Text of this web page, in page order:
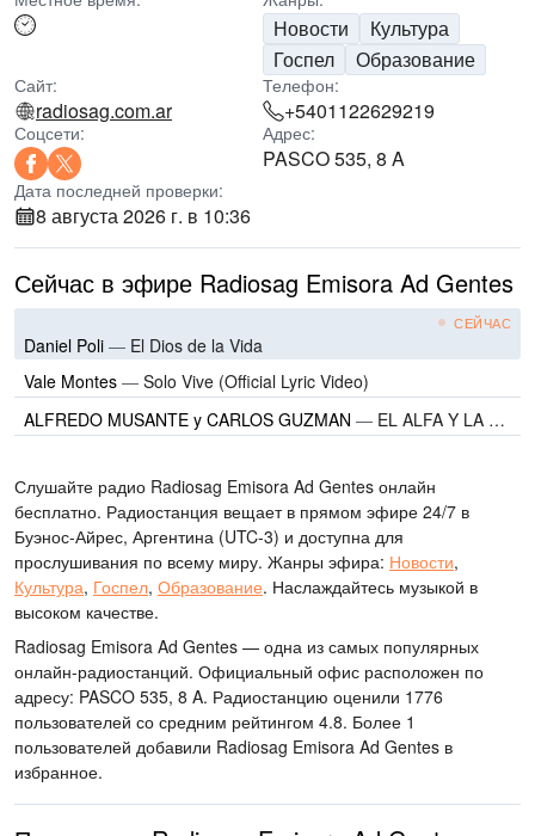
Новости
Культура
Госпел
Образование
Сайт:
radiosag.com.ar
Телефон:
+5401122629219
Соцсети: Адрес:
PASCO 535, 8 A
Дата последней проверки:
8 августа 2026 г. в 10:36
Сейчас в эфире Radiosag Emisora Ad Gentes
СЕЙЧАС
Daniel Poli — El Dios de la Vida
Vale Montes — Solo Vive (Official Lyric Video)
ALFREDO MUSANTE y CARLOS GUZMAN — EL ALFA Y LA OMEGA | EDICION INTERNACIONAL
Слушайте радио Radiosag Emisora Ad Gentes онлайн
бесплатно. Радиостанция вещает в прямом эфире 24/7 в
Буэнос-Айрес, Аргентина (UTC-3) и доступна для
прослушивания по всему миру. Жанры эфира: Новости,
Культура, Госпел, Образование. Наслаждайтесь музыкой в
высоком качестве.
Radiosag Emisora Ad Gentes — одна из самых популярных
онлайн-радиостанций. Официальный офис расположен по
адресу: PASCO 535, 8 A. Радиостанцию оценили 1776
пользователей со средним рейтингом 4.8. Более 1
пользователей добавили Radiosag Emisora Ad Gentes в
избранное.